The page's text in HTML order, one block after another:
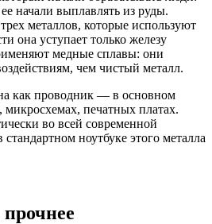
начали выплавлять из руды.
металлов, которые используют
она уступает только железу
медные сплавы: они
чем чистый металл.
как проводник — в основном
микросхемах, печатных платах.
во всей современной
ноутбуке этого металла
прочнее